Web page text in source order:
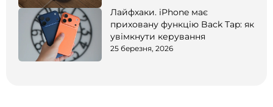
Лайфхаки. iPhone має
приховану функцію Back Tap: як
увімкнути керування
25 березня, 2026